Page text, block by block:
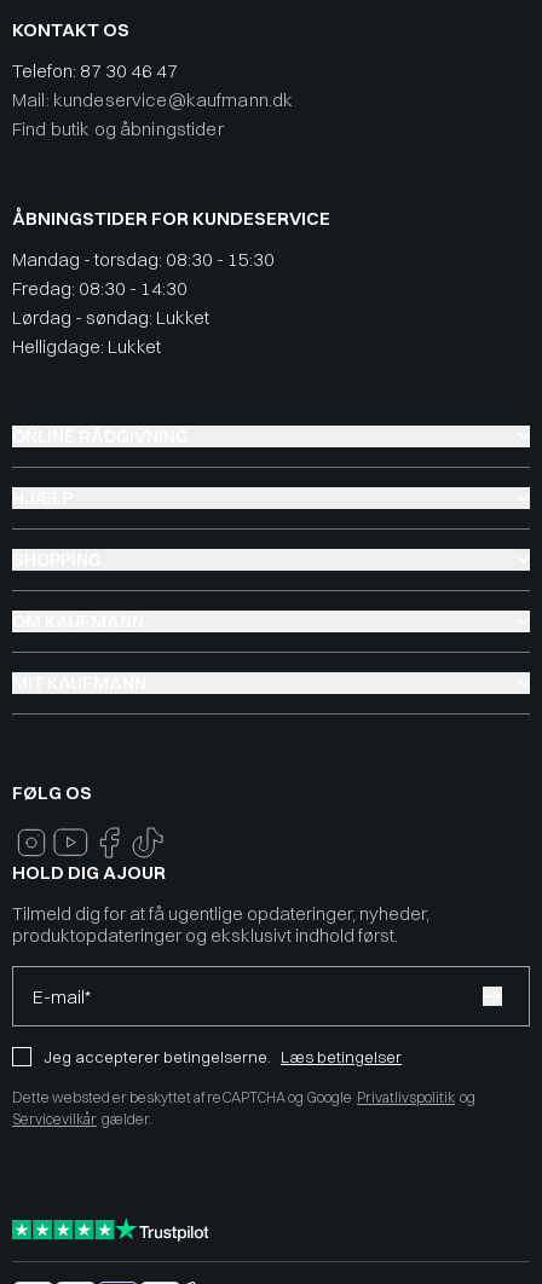
KONTAKT OS
Telefon: 87 30 46 47
Mail: kundeservice@kaufmann.dk
Find butik og åbningstider
ÅBNINGSTIDER FOR KUNDESERVICE
Mandag - torsdag: 08:30 - 15:30
Fredag: 08:30 - 14:30
Lørdag - søndag: Lukket
Helligdage: Lukket
FØLG OS
HOLD DIG AJOUR
Tilmeld dig for at få ugentlige opdateringer, nyheder,
produktopdateringer og eksklusivt indhold først.
E-mail*
Jeg accepterer betingelserne. Læs betingelser
Dette websted er beskyttet af reCAPTCHA og Google Privatlivspolitik og
Servicevilkår gælder.